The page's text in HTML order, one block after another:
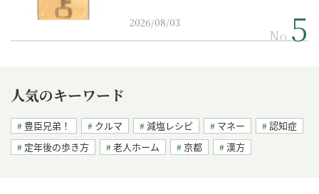
2026/08/03
No.
人気のキーワード
豊臣兄弟！ クルマ 減塩レシピ マネー
認知症
定年後の歩き方
老人ホーム 京都 漢方